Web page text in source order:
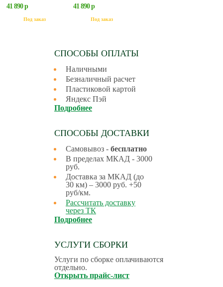
41 890 р
Под заказ
41 890 р
Под заказ
СПОСОБЫ ОПЛАТЫ
Наличными
Безналичный расчет
Пластиковой картой
Яндекс Пэй
Подробнее
СПОСОБЫ ДОСТАВКИ
Самовывоз - бесплатно
В пределах МКАД - 3000
руб.
Доставка за МКАД (до
30 км) – 3000 руб. +50
руб/км.
Рассчитать доставку
через ТК
Подробнее
УСЛУГИ СБОРКИ
Услуги по сборке оплачиваются
отдельно.
Открыть прайс-лист